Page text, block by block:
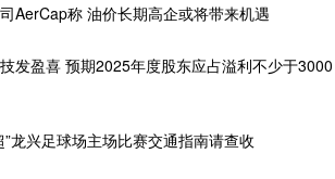
AerCap称 油价长期高企或将带来机遇
发盈喜 预期2025年度股东应占溢利不少于3000
龙兴足球场主场比赛交通指南请查收